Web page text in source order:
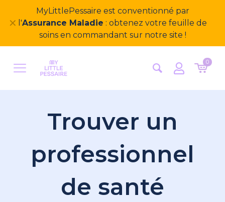
MyLittlePessaire est conventionné par
l'Assurance Maladie : obtenez votre feuille de
soins en commandant sur notre site !
✕
0
Trouver un
professionnel
de santé